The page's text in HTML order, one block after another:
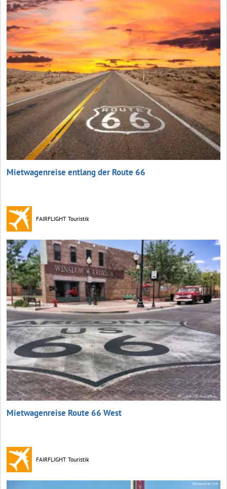
Mietwagenreise entlang der Route 66
FAIRFLIGHT Touristik
Mietwagenreise Route 66 West
FAIRFLIGHT Touristik